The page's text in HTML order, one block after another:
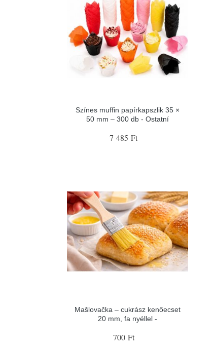
Színes muffin papírkapszlik 35 ×
50 mm – 300 db - Ostatní
7 485 Ft
Mašlovačka – cukrász kenőecset
20 mm, fa nyéllel -
700 Ft